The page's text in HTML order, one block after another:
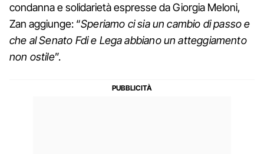
condanna e solidarietà espresse da Giorgia Meloni,
Zan aggiunge: “Speriamo ci sia un cambio di passo e
che al Senato Fdi e Lega abbiano un atteggiamento
non ostile”.